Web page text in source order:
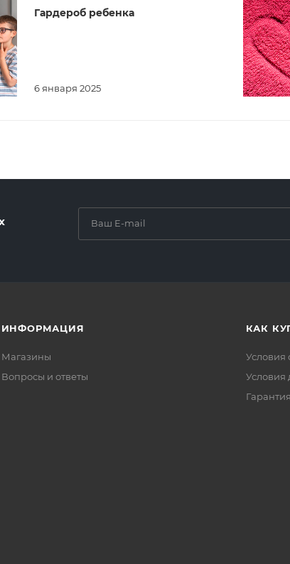
6 января 2025
Гардероб ребенка
ИНФОРМАЦИЯ
Магазины
Вопросы и ответы
КАК
Условия
Условия